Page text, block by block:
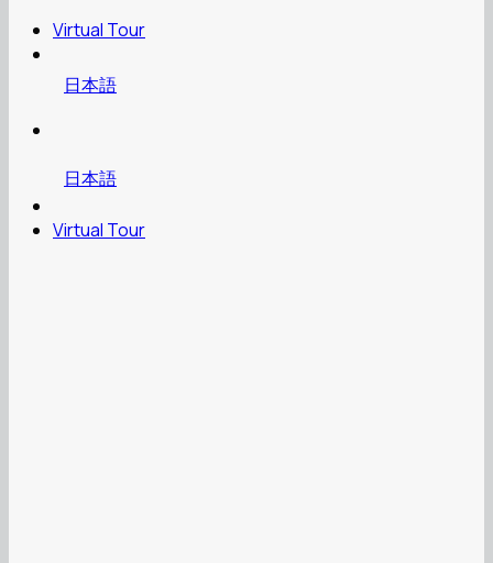
Virtual Tour
日本語
日本語
Virtual Tour